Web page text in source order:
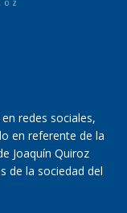
redes sociales,
en referente de la
Joaquín Quiroz
de la sociedad del